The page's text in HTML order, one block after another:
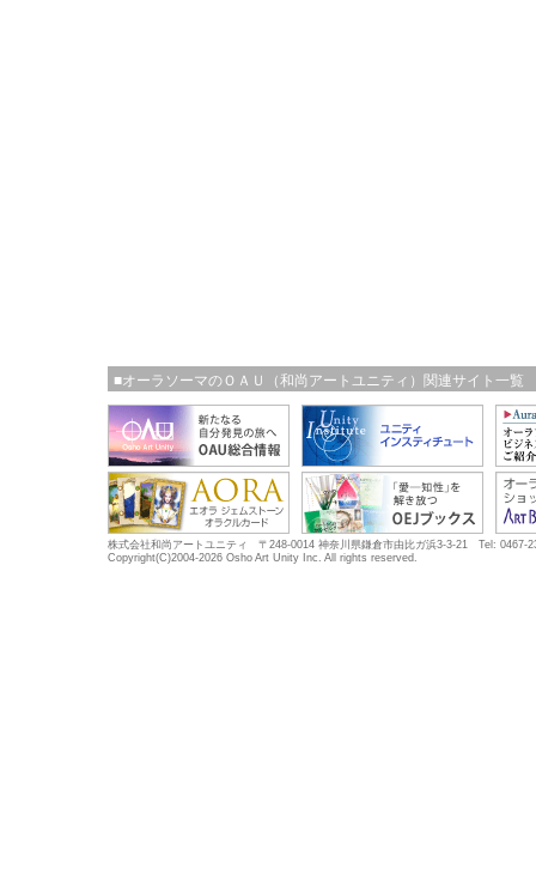
■オーラソーマのＯＡＵ（和尚アートユニティ）関連サイト一覧
株式会社和尚アートユニティ 〒248-0014 神奈川県鎌倉市由比ガ浜3-3-21 Tel: 0467-
Copyright(C)2004-2026 Osho Art Unity Inc. All rights reserved.